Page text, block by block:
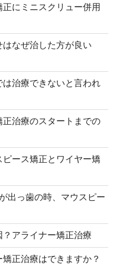
正にミニスクリュー併用
はなぜ治した方が良い
治療できないと言われ
治療のスタートまでの
ース矯正とワイヤー矯
出っ歯の時、マウスピー
アライナー矯正治療
正治療はできますか？